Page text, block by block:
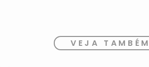
VEJA TAMBÉM